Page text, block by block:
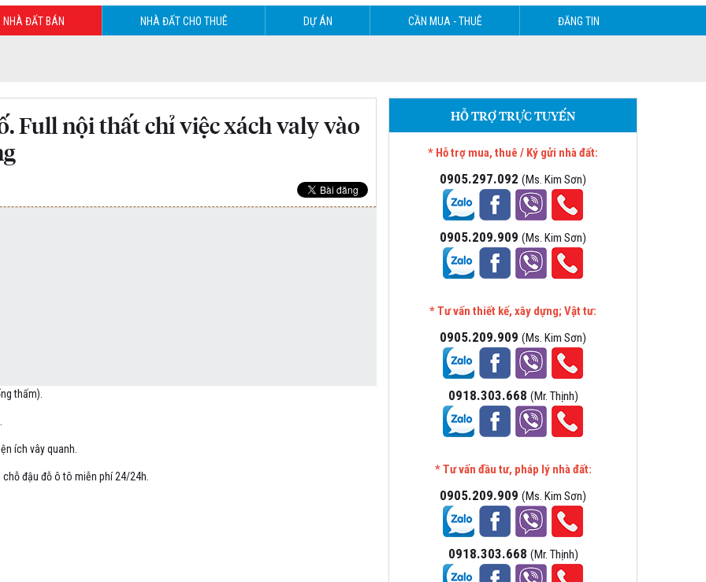
NHÀ ĐẤT BÁN NHÀ ĐẤT CHO THUÊ DỰ ÁN CẦN MUA - THUÊ ĐĂNG TIN
Full nội thất chỉ việc xách valy vào
thấm).
ích vây quanh.
đậu đỗ ô tô miễn phí 24/24h.
HỖ TRỢ TRỰC TUYẾN
* Hỗ trợ mua, thuê / Ký gửi nhà đất:
0905.297.092 (Ms. Kim Sơn)
0905.209.909 (Ms. Kim Sơn)
* Tư vấn thiết kế, xây dựng; Vật tư:
0905.209.909 (Ms. Kim Sơn)
0918.303.668 (Mr. Thịnh)
* Tư vấn đầu tư, pháp lý nhà đất:
0905.209.909 (Ms. Kim Sơn)
0918.303.668 (Mr. Thịnh)